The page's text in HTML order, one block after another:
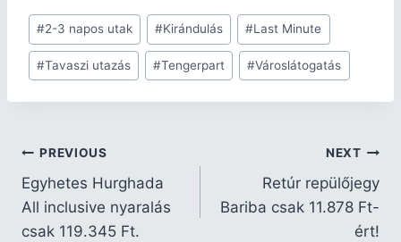
#2-3 napos utak #Kirándulás #Last Minute
#Tavaszi utazás #Tengerpart #Városlátogatás
PREVIOUS
Egyhetes Hurghada
All inclusive nyaralás
csak 119.345 Ft.
NEXT
Retúr repülőjegy
Bariba csak 11.878 Ft-
ért!